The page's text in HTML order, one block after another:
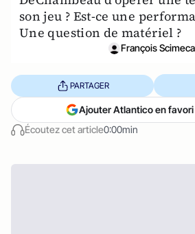
son jeu ? Est-ce une
Une question de matériel ?
François Scimeca
Écoutez cet article0:00min
PARTAGER
Ajouter Atlantico en favori